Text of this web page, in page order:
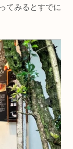
てみるとすでに